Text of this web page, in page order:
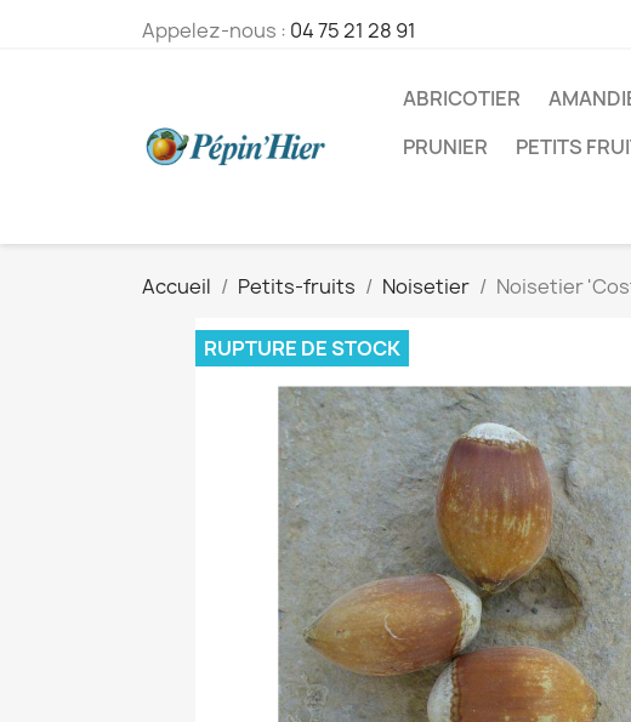
Appelez-nous : 04 75 21 28 91
ABRICOTIER
PRUNIER
PETITS
Accueil Petits-fruits Noisetier Noisetier
RUPTURE DE STOCK